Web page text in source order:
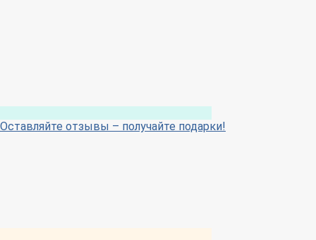
Оставляйте отзывы – получайте подарки!